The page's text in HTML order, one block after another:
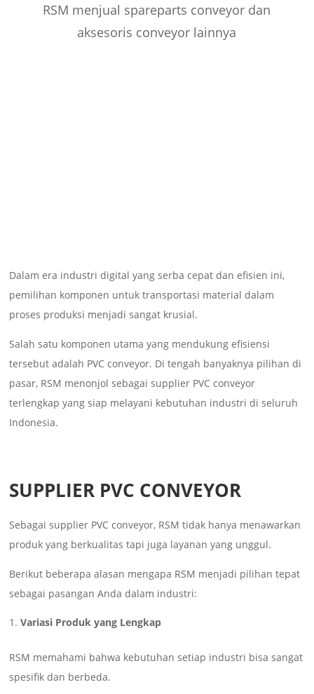
RSM menjual spareparts conveyor dan
aksesoris conveyor lainnya
Dalam era industri digital yang serba cepat dan efisien ini,
pemilihan komponen untuk transportasi material dalam
proses produksi menjadi sangat krusial.
Salah satu komponen utama yang mendukung efisiensi
tersebut adalah PVC conveyor. Di tengah banyaknya pilihan di
pasar, RSM menonjol sebagai supplier PVC conveyor
terlengkap yang siap melayani kebutuhan industri di seluruh
Indonesia.
SUPPLIER PVC CONVEYOR
Sebagai supplier PVC conveyor, RSM tidak hanya menawarkan
produk yang berkualitas tapi juga layanan yang unggul.
Berikut beberapa alasan mengapa RSM menjadi pilihan tepat
sebagai pasangan Anda dalam industri:
Variasi Produk yang Lengkap
RSM memahami bahwa kebutuhan setiap industri bisa sangat
spesifik dan berbeda.